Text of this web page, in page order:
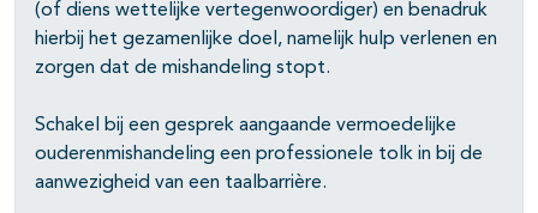
(of diens wettelijke vertegenwoordiger) en benadruk
hierbij het gezamenlijke doel, namelijk hulp verlenen en
zorgen dat de mishandeling stopt.
Schakel bij een gesprek aangaande vermoedelijke
ouderenmishandeling een professionele tolk in bij de
aanwezigheid van een taalbarrière.